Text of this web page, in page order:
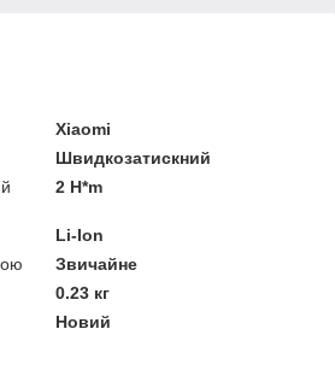
Xiaomi
Швидкозатискний
2 H*m
Li-Ion
Звичайне
0.23 кг
Новий